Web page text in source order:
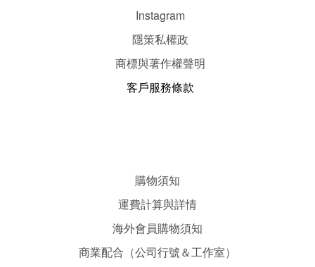
Instagram
隱策私權政
商標與著作權聲明
客戶服務條款
購物須知
運費計算與詳情
海外會員購物須知
商業配合（公司行號＆工作室）